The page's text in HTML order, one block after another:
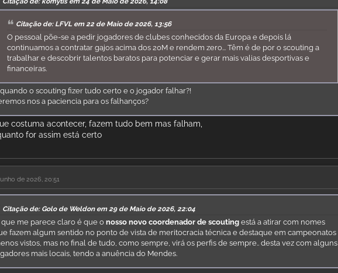
Citação de: LFVL em 22 de Maio de 2026, 13:56
O pessoal põe-se a pedir jogadores de clubes conhecidos da Europa e depois lá
continuamos a contratar gajos acima dos 20M e rendem zero... Têm é de por o scouting a
trabalhar e descobrir talentos baratos para potenciar e gerar mais valias desportivas e
financeiras.
quando o scouting fizer tudo certo e o jogador falhar?!
nos a paciencia para os falhanços?
costuma acontecer, fazem tudo bem mas falham,
for assim está certo
de 2026, 20:51
Citação de: Golo de Weldon em 29 de Maio de 2026, 22:04
que me parece claro é que onosso novo coordenador de scouting está a atirar com nomes
fazem algum sentido no ponto de vista de meritocracia técnica e destaque em campeonatos
vistos, mas no final de tudo, como sempre, virá os perfis de sempre.. desta vez com alguns
mais locais, tendo a anuência do Mendes.